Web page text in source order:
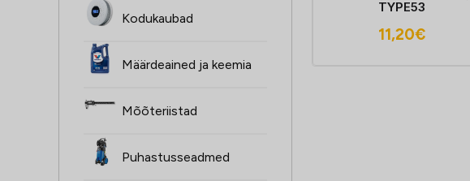
Kodukaubad
Määrdeained ja keemia
Mõõteriistad
Puhastusseadmed
TYPE53
11,20€